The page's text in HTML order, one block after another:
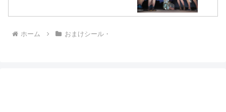
ホーム おまけシール・